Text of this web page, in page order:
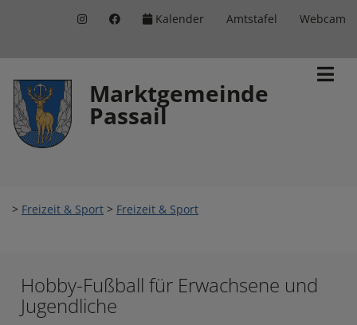
(Accesskey
1)
(Accesskey
2)
(Accesskey
3)
Kalender Amtstafel Webcam
Marktgemeinde
Passail
> Freizeit & Sport > Freizeit & Sport
Hobby-Fußball für Erwachsene und
Jugendliche